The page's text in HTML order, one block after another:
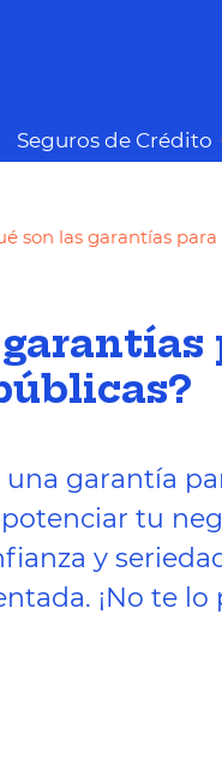
Seguros de Crédito
son las garantías
garantía
tu
y
¡No te lo